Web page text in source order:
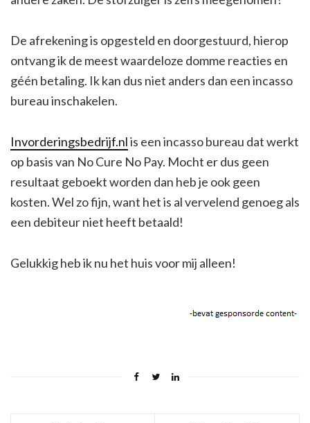
De afrekening is opgesteld en doorgestuurd, hierop
ontvang ik de meest waardeloze domme reacties en
géén betaling. Ik kan dus niet anders dan een incasso
bureau inschakelen.
Invorderingsbedrijf.nlis een incasso bureau dat werkt
op basis van No Cure No Pay. Mocht er dus geen
resultaat geboekt worden dan heb je ook geen
kosten. Wel zo fijn, want het is al vervelend genoeg als
een debiteur niet heeft betaald!
Gelukkig heb ik nu het huis voor mij alleen!